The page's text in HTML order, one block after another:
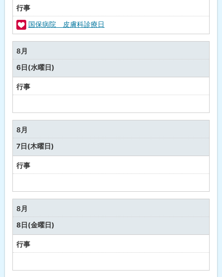
行事
福
祉
・
健
康
国保病院 皮膚科診療日
8月
6日(水曜日)
行事
定
な
し
8月
7日(木曜日)
行事
定
な
し
8月
8日(金曜日)
行事
定